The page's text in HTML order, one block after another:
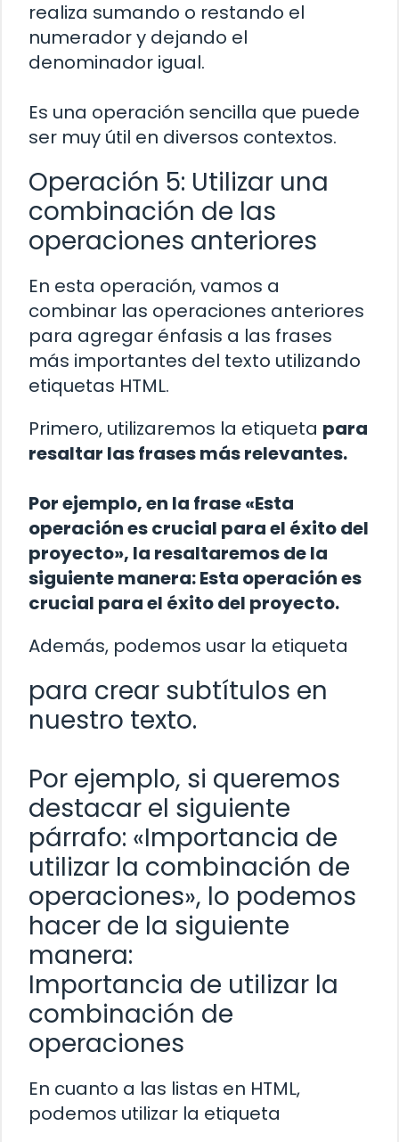
realiza sumando o restando el
numerador y dejando el
denominador igual.
Es una operación sencilla que puede
ser muy útil en diversos contextos.
Operación 5: Utilizar una
combinación de las
operaciones anteriores
En esta operación, vamos a
combinar las operaciones anteriores
para agregar énfasis a las frases
más importantes del texto utilizando
etiquetas HTML.
Primero, utilizaremos la etiqueta para
resaltar las frases más relevantes.
Por ejemplo, en la frase «Esta
operación es crucial para el éxito del
proyecto», la resaltaremos de la
siguiente manera:Esta operación es
crucial para el éxito del proyecto.
Además, podemos usar la etiqueta
para crear subtítulos en
nuestro texto.
Por ejemplo, si queremos
destacar el siguiente
párrafo: «Importancia de
utilizar la combinación de
operaciones», lo podemos
hacer de la siguiente
manera:
Importancia de utilizar la
combinación de
operaciones
En cuanto a las listas en HTML,
podemos utilizar la etiqueta